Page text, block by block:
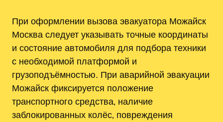
При оформлении вызова эвакуатора Можайск
Москва следует указывать точные координаты
и состояние автомобиля для подбора техники
с необходимой платформой и
грузоподъёмностью. При аварийной эвакуации
Можайск фиксируется положение
транспортного средства‚ наличие
заблокированных колёс‚ повреждения